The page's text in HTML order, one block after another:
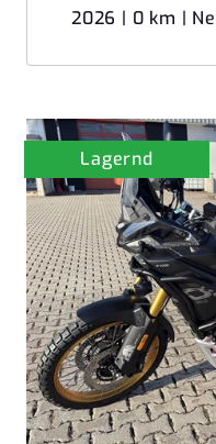
2026 | 0 km |
Lagernd